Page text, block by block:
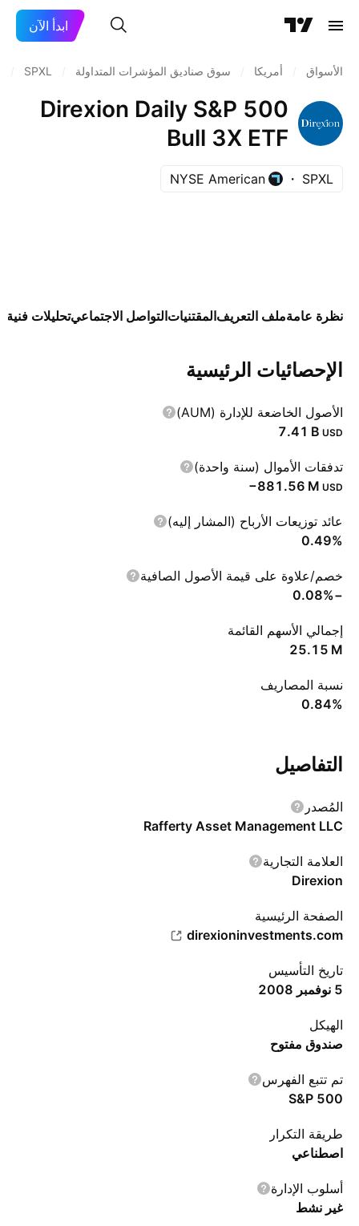
ابدأ الآن
الأسواق أمريكا سوق صناديق المؤشرات المتداولة SPXL
Direxion Daily S&P 500
Bull 3X ETF
SPXL
NYSE American
نظرة عامةملف التعريفالمقتنياتالتواصل الاجتماعيتحليلات فنية
الإحصائيات الرئيسية
الأصول الخاضعة للإدارة (AUM)
‪7.41 B‬ USD
تدفقات الأموال (سنة واحدة)
‪−881.56 M‬ USD
عائد توزيعات الأرباح (المشار إليه)
0.49%
خصم/علاوة على قيمة الأصول الصافية
−0.08%
إجمالي الأسهم القائمة
‪25.15 M‬
نسبة المصاريف
0.84%
التفاصيل
المُصدر
Rafferty Asset Management LLC
العلامة التجارية
Direxion
الصفحة الرئيسية
direxioninvestments.com
تاريخ التأسيس
5 نوفمبر 2008
الهيكل
صندوق مفتوح
تم تتبع الفهرس
S&P 500
طريقة التكرار
اصطناعي
أسلوب الإدارة
غير نشط